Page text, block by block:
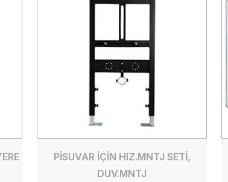
PİSUVAR İÇİN HIZ.MNTJ SETİ,
DUV.MNTJ